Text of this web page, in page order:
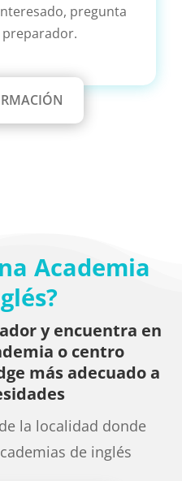
pregunta
Academia
y encuentra en
o centro
más adecuado a
la localidad donde
de inglés